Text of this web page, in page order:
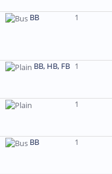
BB 1
BB, HB, FB 1
1
ВВ 1